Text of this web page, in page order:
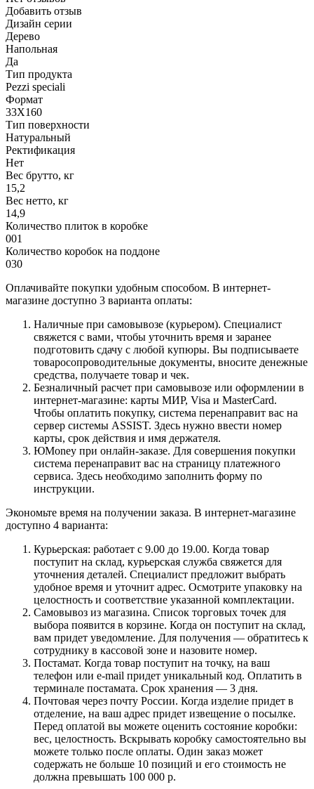
Добавить отзыв
Дизайн серии
Дерево
Напольная
Да
Тип продукта
Pezzi speciali
Формат
33X160
Тип поверхности
Натуральный
Ректификация
Нет
Вес брутто, кг
15,2
Вес нетто, кг
14,9
Количество плиток в коробке
001
Количество коробок на поддоне
030
Оплачивайте покупки удобным способом. В интернет-
магазине доступно 3 варианта оплаты:
Наличные при самовывозе (курьером). Специалист
свяжется с вами, чтобы уточнить время и заранее
подготовить сдачу с любой купюры. Вы подписываете
товаросопроводительные документы, вносите денежные
средства, получаете товар и чек.
Безналичный расчет при самовывозе или оформлении в
интернет-магазине: карты МИР, Visa и MasterCard.
Чтобы оплатить покупку, система перенаправит вас на
сервер системы ASSIST. Здесь нужно ввести номер
карты, срок действия и имя держателя.
ЮMoney при онлайн-заказе. Для совершения покупки
система перенаправит вас на страницу платежного
сервиса. Здесь необходимо заполнить форму по
инструкции.
Экономьте время на получении заказа. В интернет-магазине
доступно 4 варианта:
Курьерская: работает с 9.00 до 19.00. Когда товар
поступит на склад, курьерская служба свяжется для
уточнения деталей. Специалист предложит выбрать
удобное время и уточнит адрес. Осмотрите упаковку на
целостность и соответствие указанной комплектации.
Самовывоз из магазина. Список торговых точек для
выбора появится в корзине. Когда он поступит на склад,
вам придет уведомление. Для получения — обратитесь к
сотруднику в кассовой зоне и назовите номер.
Постамат. Когда товар поступит на точку, на ваш
телефон или e-mail придет уникальный код. Оплатить в
терминале постамата. Срок хранения — 3 дня.
Почтовая через почту России. Когда изделие придет в
отделение, на ваш адрес придет извещение о посылке.
Перед оплатой вы можете оценить состояние коробки:
вес, целостность. Вскрывать коробку самостоятельно вы
можете только после оплаты. Один заказ может
содержать не больше 10 позиций и его стоимость не
должна превышать 100 000 р.